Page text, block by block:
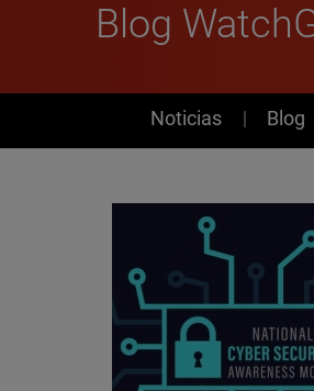
Blog
News
Noticias Blog